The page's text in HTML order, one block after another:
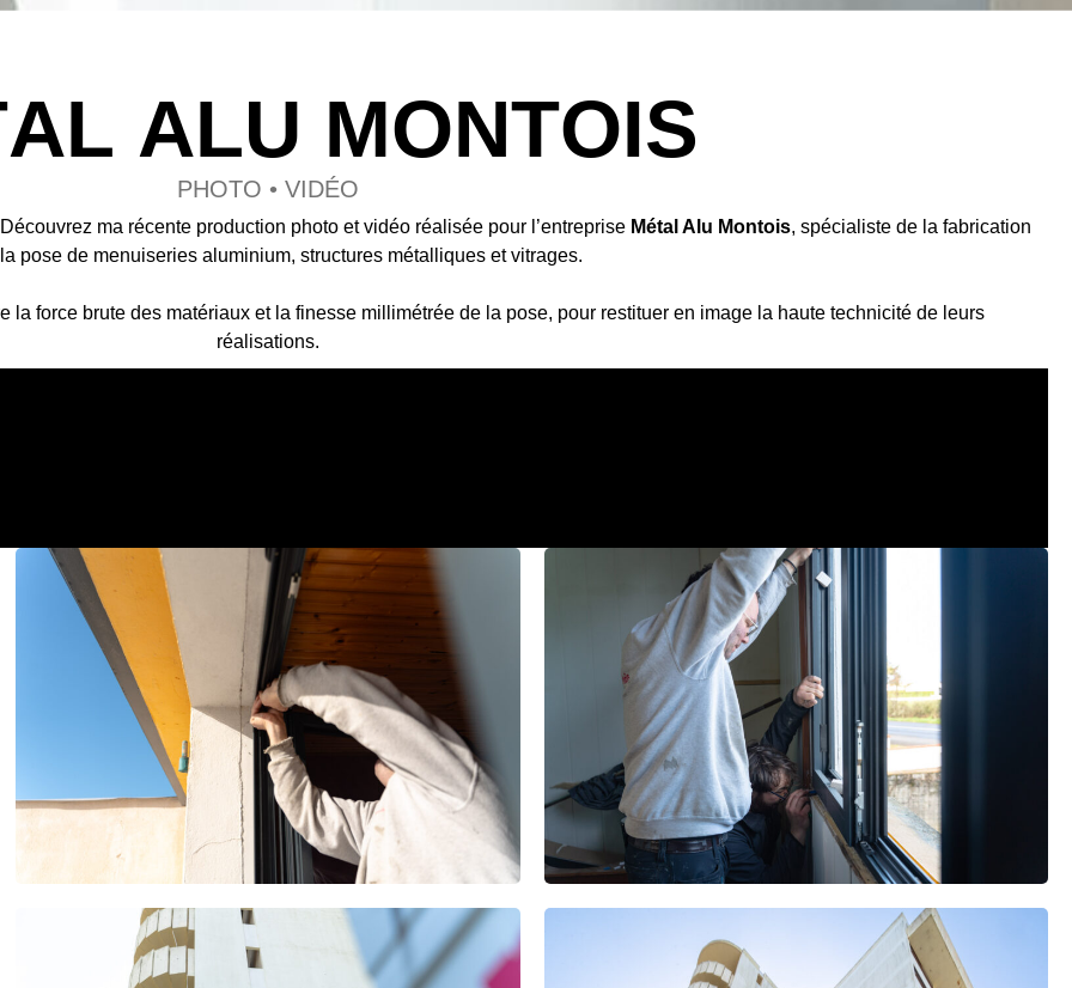
AL ALU MONTOIS
PHOTO • VIDÉO
ma récente production photo et vidéo réalisée pour l’entreprise Métal Alu Montois, spécialiste de la fabrication
pose de menuiseries aluminium, structures métalliques et vitrages.
la force brute des matériaux et la finesse millimétrée de la pose, pour restituer en image la haute technicité de leurs
réalisations.